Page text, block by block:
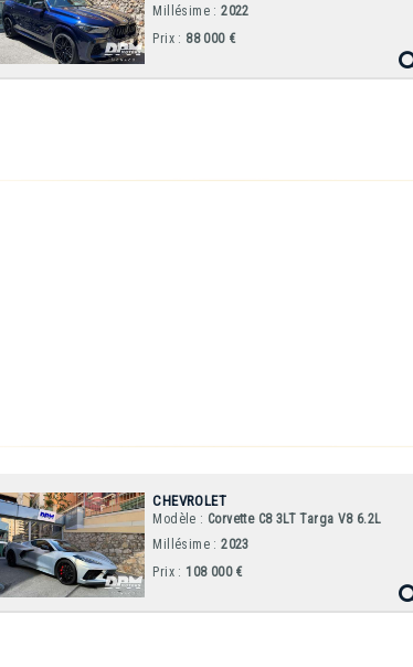
Millésime :2022
Prix : 88 000 €
CHEVROLET
Modèle : Corvette C8 3LT Targa V8 6.2L
Millésime :2023
Prix : 108 000 €